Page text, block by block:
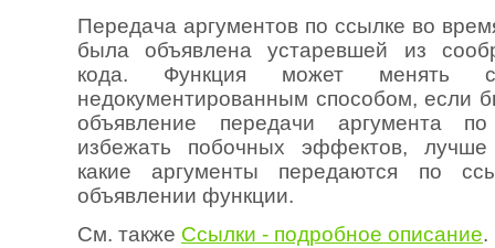
Передача аргументов по ссылке во
была объявлена устаревшей из
кода. Функция может менять
недокументированным способом, если
объявление передачи аргумента
избежать побочных эффектов, лучше
какие аргументы передаются по
объявлении функции.
См. также Ссылки - подробное описание.